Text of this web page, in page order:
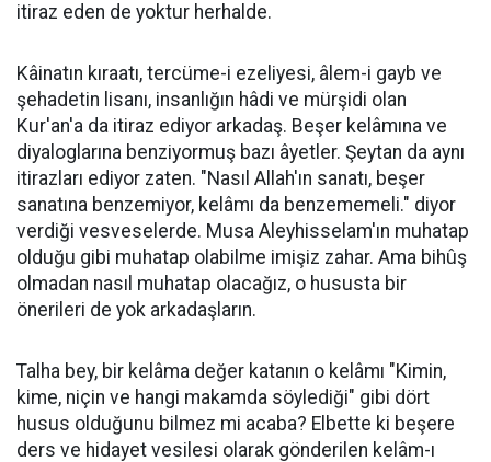
itiraz eden de yoktur herhalde.
Kâinatın kıraatı, tercüme-i ezeliyesi, âlem-i gayb ve
şehadetin lisanı, insanlığın hâdi ve mürşidi olan
Kur'an'a da itiraz ediyor arkadaş. Beşer kelâmına ve
diyaloglarına benziyormuş bazı âyetler. Şeytan da aynı
itirazları ediyor zaten. "Nasıl Allah'ın sanatı, beşer
sanatına benzemiyor, kelâmı da benzememeli." diyor
verdiği vesveselerde. Musa Aleyhisselam'ın muhatap
olduğu gibi muhatap olabilme imişiz zahar. Ama bihûş
olmadan nasıl muhatap olacağız, o hususta bir
önerileri de yok arkadaşların.
Talha bey, bir kelâma değer katanın o kelâmı "Kimin,
kime, niçin ve hangi makamda söylediği" gibi dört
husus olduğunu bilmez mi acaba? Elbette ki beşere
ders ve hidayet vesilesi olarak gönderilen kelâm-ı